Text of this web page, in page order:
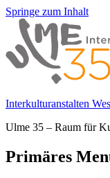
Springe zum Inhalt
Interkulturanstalten
Ulme 35 – Raum für
Primäres